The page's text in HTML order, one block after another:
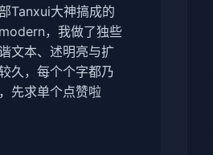
Tanxui大神搞成的
，我做了独些
文本、述明亮与扩
久，每个个字都乃
先求单个点赞啦